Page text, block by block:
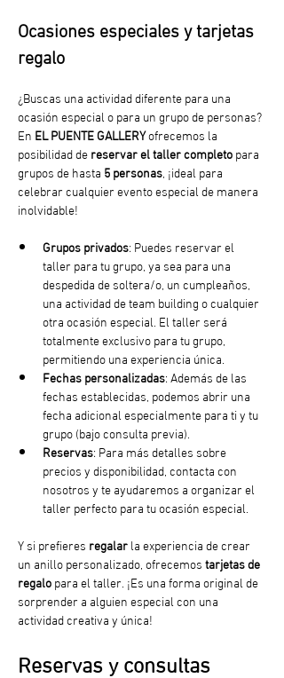
Ocasiones especiales y tarjetas
regalo
¿Buscas una actividad diferente para una
ocasión especial o para un grupo de personas?
En EL PUENTE GALLERY ofrecemos la
posibilidad de reservar el taller completo para
grupos de hasta 5 personas, ¡ideal para
celebrar cualquier evento especial de manera
inolvidable!
Grupos privados: Puedes reservar el
taller para tu grupo, ya sea para una
despedida de soltera/o, un cumpleaños,
una actividad de team building o cualquier
otra ocasión especial. El taller será
totalmente exclusivo para tu grupo,
permitiendo una experiencia única.
Fechas personalizadas: Además de las
fechas establecidas, podemos abrir una
fecha adicional especialmente para ti y tu
grupo (bajo consulta previa).
Reservas: Para más detalles sobre
precios y disponibilidad, contacta con
nosotros y te ayudaremos a organizar el
taller perfecto para tu ocasión especial.
Y si prefieres regalar la experiencia de crear
un anillo personalizado, ofrecemos tarjetas de
regalo para el taller. ¡Es una forma original de
sorprender a alguien especial con una
actividad creativa y única!
Reservas y consultas